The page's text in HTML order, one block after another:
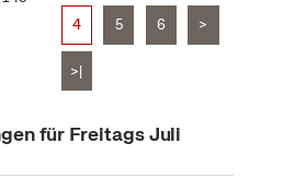
4 5 6 >
>|
für Freitags Juli